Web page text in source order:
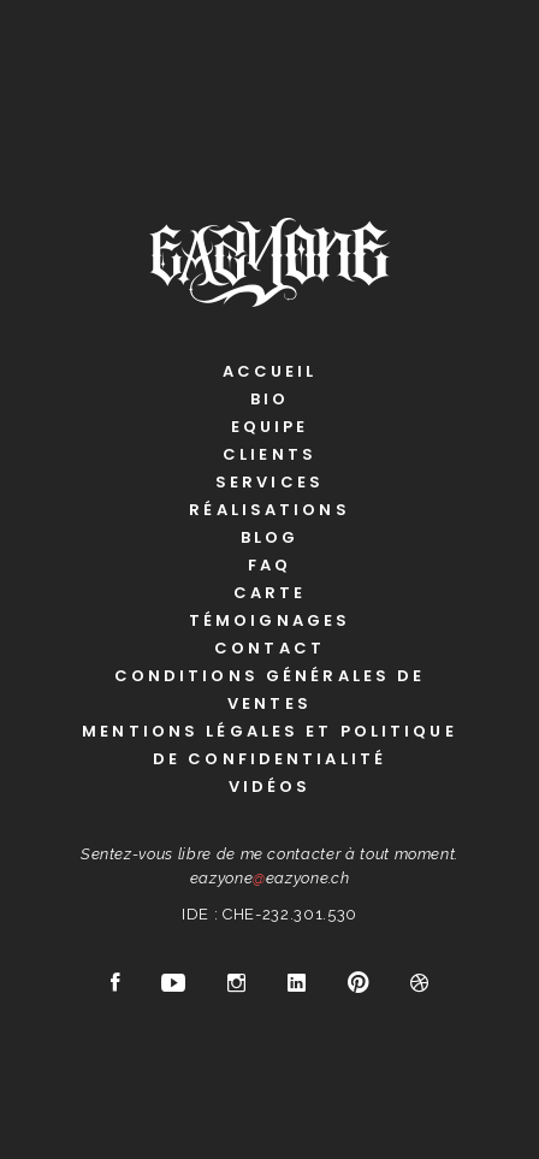
ACCUEIL
BIO
EQUIPE
CLIENTS
SERVICES
RÉALISATIONS
BLOG
FAQ
CARTE
TÉMOIGNAGES
CONTACT
CONDITIONS GÉNÉRALES DE
VENTES
MENTIONS LÉGALES ET POLITIQUE
DE CONFIDENTIALITÉ
VIDÉOS
Sentez-vous libre de me contacter à tout moment.
eazyone@eazyone.ch
IDE : CHE-232.301.530